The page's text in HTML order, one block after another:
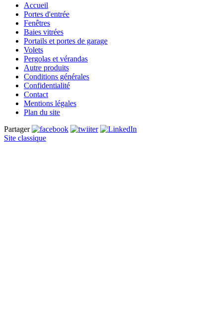
Accueil
Portes d'entrée
Fenêtres
Baies vitrées
Portails et portes de garage
Volets
Pergolas et vérandas
Autre produits
Conditions générales
Confidentialité
Contact
Mentions légales
Plan du site
Partager
Site classique